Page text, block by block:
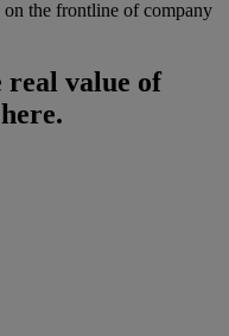
the frontline of company
real value of